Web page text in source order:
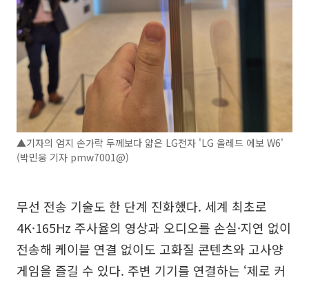
▲기자의 엄지 손가락 두께보다 얇은 LG전자 'LG 올레드 에보 W6'
(박민웅 기자 pmw7001@)
무선 전송 기술도 한 단계 진화했다. 세계 최초로
4K·165Hz 주사율의 영상과 오디오를 손실·지연 없이
전송해 케이블 연결 없이도 고화질 콘텐츠와 고사양
게임을 즐길 수 있다. 주변 기기를 연결하는 ‘제로 커